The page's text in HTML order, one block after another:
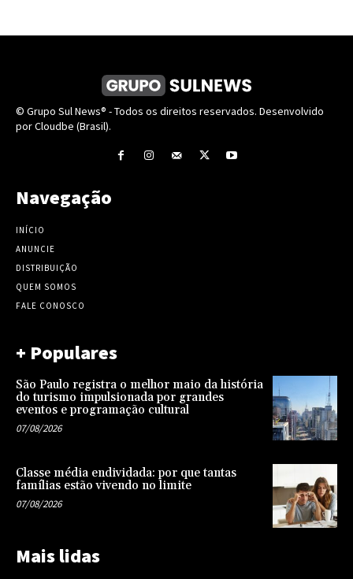
© Grupo Sul News® - Todos os direitos reservados. Desenvolvido
por Cloudbe (Brasil).
Navegação
INÍCIO
ANUNCIE
DISTRIBUIÇÃO
QUEM SOMOS
FALE CONOSCO
+ Populares
São Paulo registra o melhor maio da história
do turismo impulsionada por grandes
eventos e programação cultural
07/08/2026
Classe média endividada: por que tantas
famílias estão vivendo no limite
07/08/2026
Mais lidas